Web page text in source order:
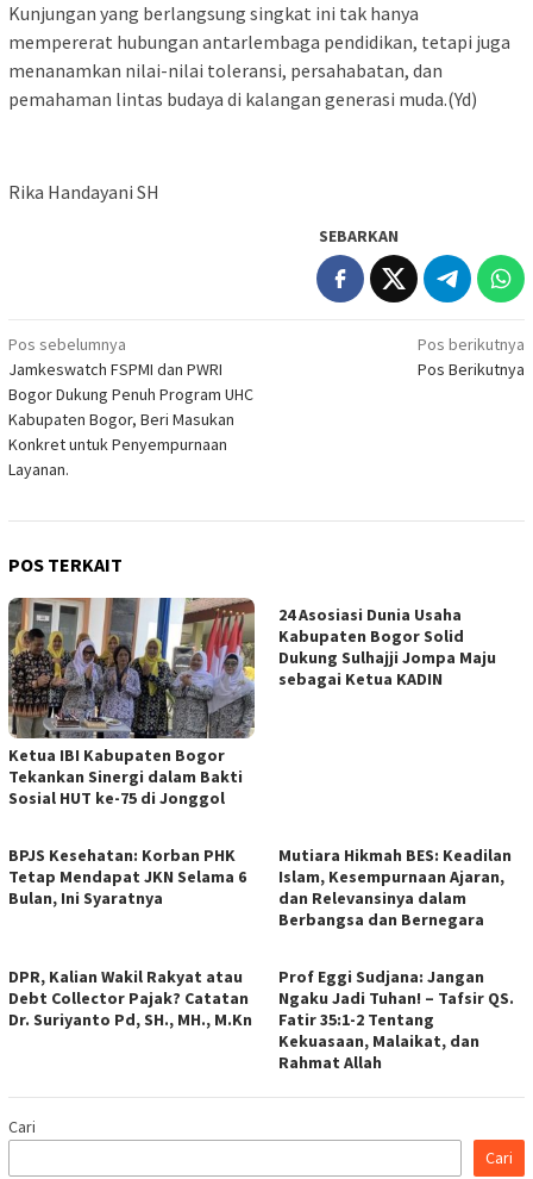
Kunjungan yang berlangsung singkat ini tak hanya
mempererat hubungan antarlembaga pendidikan, tetapi juga
menanamkan nilai-nilai toleransi, persahabatan, dan
pemahaman lintas budaya di kalangan generasi muda.(Yd)
Rika Handayani SH
SEBARKAN
Navigasi
pos
Pos sebelumnya
Jamkeswatch FSPMI dan PWRI
Bogor Dukung Penuh Program UHC
Kabupaten Bogor, Beri Masukan
Konkret untuk Penyempurnaan
Layanan.
Pos berikutnya
Pos Berikutnya
POS TERKAIT
Ketua IBI Kabupaten Bogor
Tekankan Sinergi dalam Bakti
Sosial HUT ke-75 di Jonggol
24 Asosiasi Dunia Usaha
Kabupaten Bogor Solid
Dukung Sulhajji Jompa Maju
sebagai Ketua KADIN
BPJS Kesehatan: Korban PHK
Tetap Mendapat JKN Selama 6
Bulan, Ini Syaratnya
Mutiara Hikmah BES: Keadilan
Islam, Kesempurnaan Ajaran,
dan Relevansinya dalam
Berbangsa dan Bernegara
DPR, Kalian Wakil Rakyat atau
Debt Collector Pajak? Catatan
Dr. Suriyanto Pd, SH., MH., M.Kn
Prof Eggi Sudjana: Jangan
Ngaku Jadi Tuhan! – Tafsir QS.
Fatir 35:1-2 Tentang
Kekuasaan, Malaikat, dan
Rahmat Allah
Cari
Cari